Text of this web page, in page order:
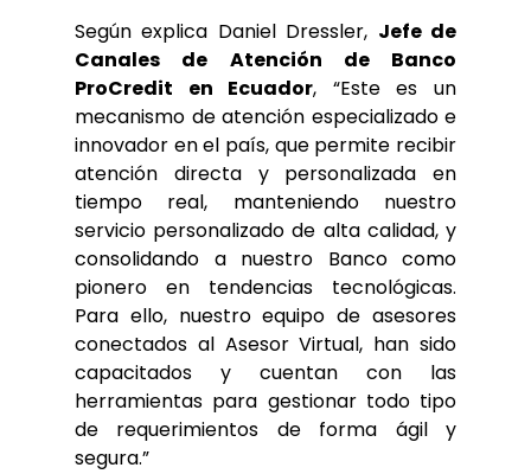
Según explica Daniel Dressler, Jefe de
Canales de Atención de Banco
ProCredit en Ecuador, “Este es un
mecanismo de atención especializado e
innovador en el país, que permite recibir
atención directa y personalizada en
tiempo real, manteniendo nuestro
servicio personalizado de alta calidad, y
consolidando a nuestro Banco como
pionero en tendencias tecnológicas.
Para ello, nuestro equipo de asesores
conectados al Asesor Virtual, han sido
capacitados y cuentan con las
herramientas para gestionar todo tipo
de requerimientos de forma ágil y
segura.”